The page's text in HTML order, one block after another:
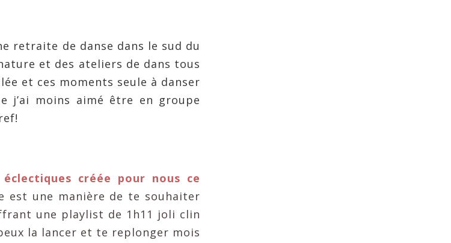
retraite de danse dans le sud du
et des ateliers de dans tous
et ces moments seule à danser
j’ai moins aimé être en groupe
créée pour nous ce
est une manière de te souhaiter
une playlist de 1h11 joli clin
la lancer et te replonger mois